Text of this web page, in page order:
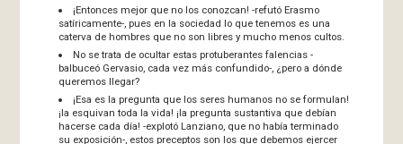
¡Entonces mejor que no los conozcan! -refutó Erasmo
satíricamente-, pues en la sociedad lo que tenemos es una
caterva de hombres que no son libres y mucho menos cultos.
No se trata de ocultar estas protuberantes falencias -
balbuceó Gervasio, cada vez más confundido-, ¿pero a dónde
queremos llegar?
¡Esa es la pregunta que los seres humanos no se formulan!
¡la esquivan toda la vida! ¡la pregunta sustantiva que debían
hacerse cada día! -explotó Lanziano, que no había terminado
su exposición-, estos preceptos son los que debemos ejercer